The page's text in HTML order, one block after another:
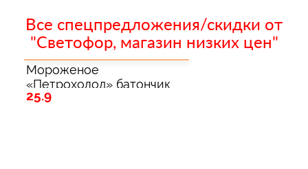
Все спецпредложения/скидки от
"Светофор, магазин низких цен"
Мороженое
«Петрохолод» батончик
сливочный
25.9